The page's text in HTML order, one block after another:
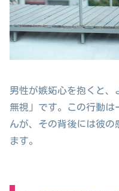
男性が嫉妬心を抱くと、
無視」です。この行動は
んが、その背後には彼
ます。